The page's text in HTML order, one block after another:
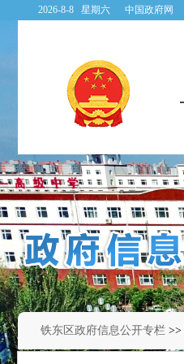
铁东区政府信息公开专栏 >>